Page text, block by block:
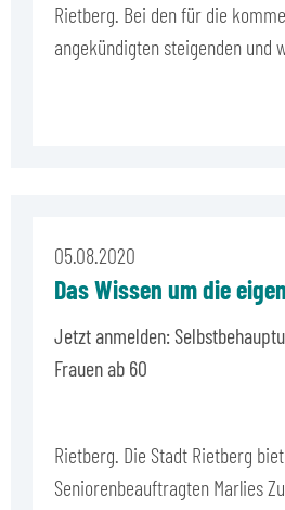
Rietberg. Bei den für die
angekündigten steigenden und
05.08.2020
Das Wissen um die
Jetzt anmelden:
Frauen ab 60
Rietberg. Die Stadt Rietberg
Seniorenbeauftragten Marlies